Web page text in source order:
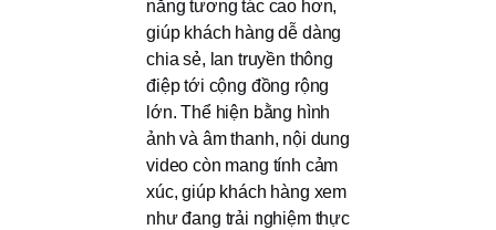
năng tương tác cao hơn,
giúp khách hàng dễ dàng
chia sẻ, lan truyền thông
điệp tới cộng đồng rộng
lớn. Thể hiện bằng hình
ảnh và âm thanh, nội dung
video còn mang tính cảm
xúc, giúp khách hàng xem
như đang trải nghiệm thực